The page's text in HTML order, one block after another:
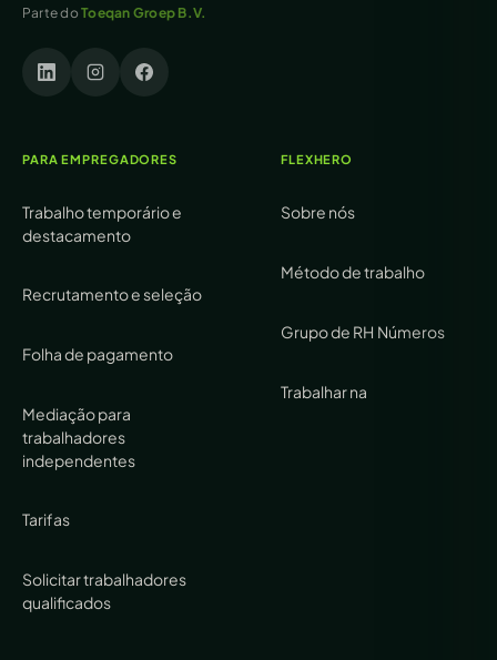
Parte doToeqan Groep B.V.
PARA EMPREGADORES
Trabalho temporário e
destacamento
Recrutamento e seleção
Folha de pagamento
Mediação para
trabalhadores
independentes
Tarifas
Solicitar trabalhadores
qualificados
FLEXHERO
Sobre nós
Método de trabalho
Grupo de RH Números
Trabalhar na